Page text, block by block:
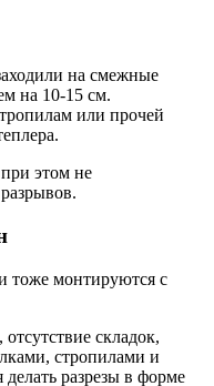
на смежные
на 10-15 см.
или прочей
этом не
тоже монтируются с
складок,
стропилами и
разрезы в форме